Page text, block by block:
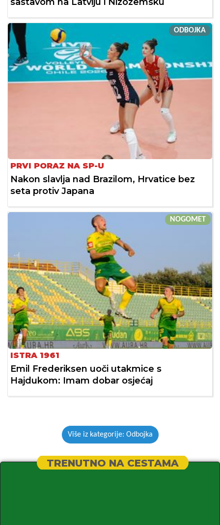
ODBOJKA
PRVI PORAZ NA SP-U
Nakon slavlja nad Brazilom, Hrvatice bez
seta protiv Japana
NOGOMET
ISTRA 1961
Emil Frederiksen uoči utakmice s
Hajdukom: Imam dobar osjećaj
Više iz kategorije: Odbojka
TRENUTNO NA CESTAMA